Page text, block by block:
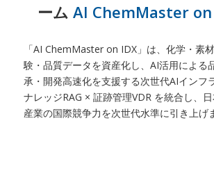
ーム AI ChemMaster
「AI ChemMaster on IDX」は、化学・素
験・品質データを資産化し、AI活用による
承・開発高速化を支援する次世代AIインフ
ナレッジRAG × 証跡管理VDR を統合し、
産業の国際競争力を次世代水準に引き上げ